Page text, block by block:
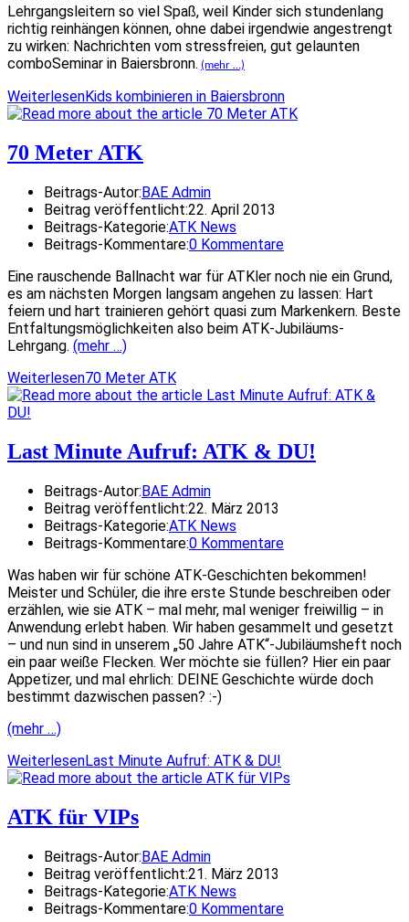
Lehrgangsleitern so viel Spaß, weil Kinder sich stundenlang
richtig reinhängen können, ohne dabei irgendwie angestrengt
zu wirken: Nachrichten vom stressfreien, gut gelaunten
comboSeminar in Baiersbronn. (mehr …)
WeiterlesenKids kombinieren in Baiersbronn
70 Meter ATK
Beitrags-Autor:BAE Admin
Beitrag veröffentlicht:22. April 2013
Beitrags-Kategorie:ATK News
Beitrags-Kommentare:0 Kommentare
Eine rauschende Ballnacht war für ATKler noch nie ein Grund,
es am nächsten Morgen langsam angehen zu lassen: Hart
feiern und hart trainieren gehört quasi zum Markenkern. Beste
Entfaltungsmöglichkeiten also beim ATK-Jubiläums-
Lehrgang. (mehr …)
Weiterlesen70 Meter ATK
Last Minute Aufruf: ATK & DU!
Beitrags-Autor:BAE Admin
Beitrag veröffentlicht:22. März 2013
Beitrags-Kategorie:ATK News
Beitrags-Kommentare:0 Kommentare
Was haben wir für schöne ATK-Geschichten bekommen!
Meister und Schüler, die ihre erste Stunde beschreiben oder
erzählen, wie sie ATK – mal mehr, mal weniger freiwillig – in
Anwendung erlebt haben. Wir haben gesammelt und gesetzt
– und nun sind in unserem „50 Jahre ATK“-Jubiläumsheft noch
ein paar weiße Flecken. Wer möchte sie füllen? Hier ein paar
Appetizer, und mal ehrlich: DEINE Geschichte würde doch
bestimmt dazwischen passen? :-)
(mehr …)
WeiterlesenLast Minute Aufruf: ATK & DU!
ATK für VIPs
Beitrags-Autor:BAE Admin
Beitrag veröffentlicht:21. März 2013
Beitrags-Kategorie:ATK News
Beitrags-Kommentare:0 Kommentare